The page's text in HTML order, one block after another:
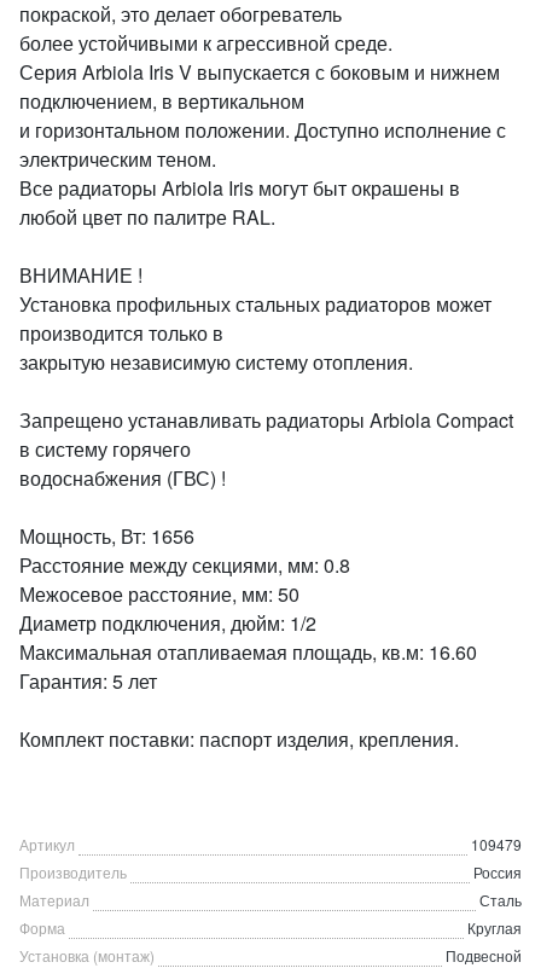
покраской, это делает обогреватель
более устойчивыми к агрессивной среде.
Серия Arbiola Iris V выпускается с боковым и нижнем
подключением, в вертикальном
и горизонтальном положении. Доступно исполнение с
электрическим теном.
Все радиаторы Arbiola Iris могут быт окрашены в
любой цвет по палитре RAL.
ВНИМАНИЕ !
Установка профильных стальных радиаторов может
производится только в
закрытую независимую систему отопления.
Запрещено устанавливать радиаторы Arbiola Compact
в систему горячего
водоснабжения (ГВС) !
Мощность, Вт: 1656
Расстояние между секциями, мм: 0.8
Межосевое расстояние, мм: 50
Диаметр подключения, дюйм: 1/2
Максимальная отапливаемая площадь, кв.м: 16.60
Гарантия: 5 лет
Комплект поставки: паспорт изделия, крепления.
Артикул
109479
Производитель
Россия
Материал
Сталь
Форма
Круглая
Установка (монтаж)
Подвесной